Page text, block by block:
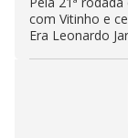
com Vitinho e
Era Leonardo